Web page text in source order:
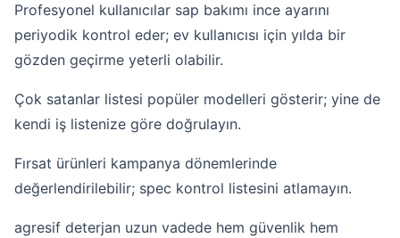
Profesyonel kullanıcılar sap bakımı ince ayarını
periyodik kontrol eder; ev kullanıcısı için yılda bir
gözden geçirme yeterli olabilir.
Çok satanlar listesi popüler modelleri gösterir; yine de
kendi iş listenize göre doğrulayın.
Fırsat ürünleri kampanya dönemlerinde
değerlendirilebilir; spec kontrol listesini atlamayın.
agresif deterjan uzun vadede hem güvenlik hem